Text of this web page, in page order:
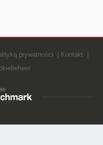
prywatności
Kontakt